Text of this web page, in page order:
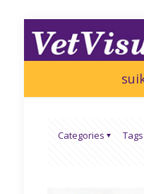
Categories Tags